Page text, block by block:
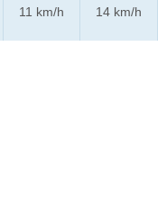
11 km/h
14 km/h